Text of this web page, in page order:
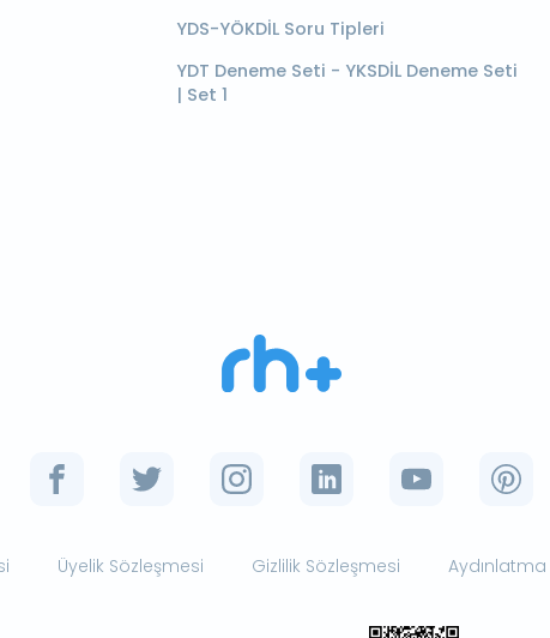
YDS-YÖKDİL Soru Tipleri
YDT Deneme Seti - YKSDİL Deneme Seti
| Set 1
Üyelik Sözleşmesi Gizlilik Sözleşmesi